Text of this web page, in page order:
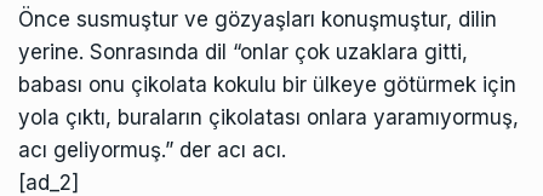
Önce susmuştur ve gözyaşları konuşmuştur, dilin
yerine. Sonrasında dil “onlar çok uzaklara gitti,
babası onu çikolata kokulu bir ülkeye götürmek için
yola çıktı, buraların çikolatası onlara yaramıyormuş,
acı geliyormuş.” der acı acı.
[ad_2]